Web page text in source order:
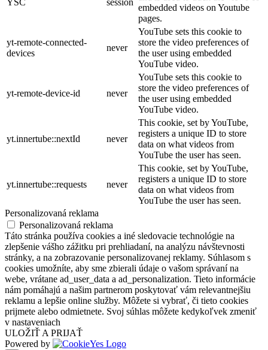
YSC session
embedded videos on Youtube
pages.
yt-remote-connected-
devices
never
YouTube sets this cookie to
store the video preferences of
the user using embedded
YouTube video.
yt-remote-device-id never
YouTube sets this cookie to
store the video preferences of
the user using embedded
YouTube video.
yt.innertube::nextId never
This cookie, set by YouTube,
registers a unique ID to store
data on what videos from
YouTube the user has seen.
yt.innertube::requests never
This cookie, set by YouTube,
registers a unique ID to store
data on what videos from
YouTube the user has seen.
Personalizovaná reklama
Personalizovaná reklama
Táto stránka používa cookies a iné sledovacie technológie na
zlepšenie vášho zážitku pri prehliadaní, na analýzu návštevnosti
stránky, a na zobrazovanie personalizovanej reklamy. Súhlasom s
cookies umožníte, aby sme zbierali údaje o vašom správaní na
webe, vrátane ad_user_data a ad_personalization. Tieto informácie
nám pomáhajú a našim partnerom poskytovať vám relevantnejšiu
reklamu a lepšie online služby. Môžete si vybrať, či tieto cookies
prijmete alebo odmietnete. Svoj súhlas môžete kedykoľvek zmeniť
v nastaveniach
ULOŽIŤ A PRIJAŤ
Powered by